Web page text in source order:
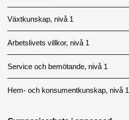
Växtkunskap, nivå 1
Arbetslivets villkor, nivå 1
Service och bemötande, nivå 1
Hem- och konsumentkunskap, nivå 1